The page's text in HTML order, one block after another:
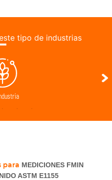
tipo de industrias
para MEDICIONES FMIN
ASTM E1155